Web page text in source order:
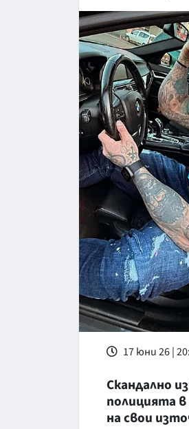
17 юни 26 |
Скандално
полицията
на свои